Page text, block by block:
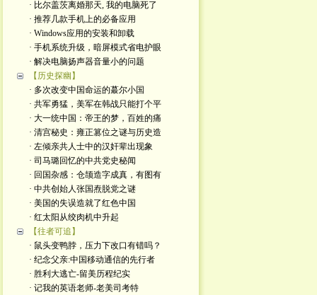
· 比尔盖茨离婚那天, 我的电脑死了
· 推荐几款手机上的必备应用
· Windows应用的安装和卸载
· 手机系统升级，暗屏模式省电护眼
· 解决电脑扬声器音量小的问题
【历史探幽】
· 多次改变中国命运的蕞尔小国
· 共军勇猛，美军在韩战只能打个平
· 大一统中国：帝王的梦，百姓的痛
· 清宫秘史：雍正篡位之谜与历史造
· 左倾亲共人士中的汉奸辈出现象
· 司马璐回忆的中共党史秘闻
· 回国杂感：仓颉造字成真，有图有
· 中共创始人张国焘脱党之谜
· 美国的失误造就了红色中国
· 红太阳从绞肉机中升起
【往者可追】
· 鼠头变鸭脖，压力下改口有错吗？
· 纪念父亲:中国移动通信的先行者
· 胜利大逃亡-留美历程纪实
· 记我的英语老师-老美司考特